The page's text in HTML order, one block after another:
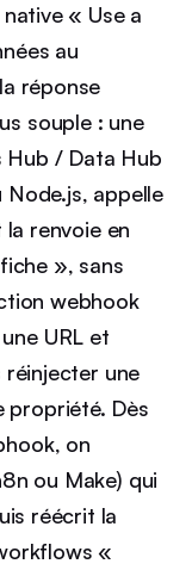
« Use a
au
réponse
souple : une
Hub / Data Hub
Node.js, appelle
renvoie en
», sans
webhook
URL et
une
propriété. Dès
on
ou Make) qui
réécrit la
«